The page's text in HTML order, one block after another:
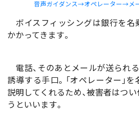
音声ガイダンス→オペレーター→メ
ボイスフィッシングは銀行を名
かかってきます。
電話、そのあとメールが送られ
誘導する手口。「オペレーター」
説明してくれるため、被害者はつ
うといいます。